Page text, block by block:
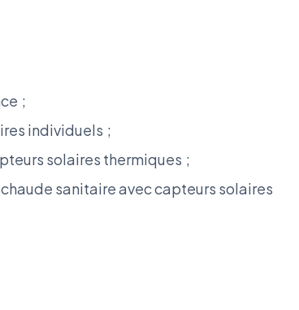
;
individuels ;
solaires thermiques ;
sanitaire avec capteurs solaires